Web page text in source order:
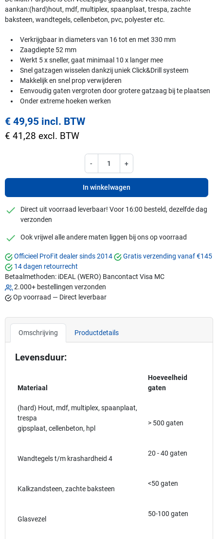
aankan:(hard)hout, mdf, multiplex, spaanplaat, trespa, zachte
baksteen, wandtegels, cellenbeton, pvc, polyester etc.
Verkrijgbaar in diameters van 16 tot en met 330 mm
Zaagdiepte 52 mm
Werkt 5 x sneller, gaat minimaal 10 x langer mee
Snel gatzagen wisselen dankzij uniek Click&Drill systeem
Makkelijk en snel prop verwijderen
Eenvoudig gaten vergroten door grotere gatzaag bij te plaatsen
Onder extreme hoeken werken
€ 49,95 incl. BTW
€ 41,28 excl. BTW
- +
In winkelwagen
checkmark
Direct uit voorraad leverbaar! Voor 16:00 besteld, dezelfde dag
verzonden
checkmark
Ook vrijwel alle andere maten liggen bij ons op voorraad
Officieel ProFit dealer sinds 2014
Gratis verzending vanaf €145
14 dagen retourrecht
Betaalmethoden: iDEAL (WERO) Bancontact Visa MC
2.000+ bestellingen verzonden
Op voorraad — Direct leverbaar
Omschrijving Productdetails
Levensduur:
Materiaal
Hoeveelheid
gaten
(hard) Hout, mdf, multiplex, spaanplaat,
trespa
gipsplaat, cellenbeton, hpl
> 500 gaten
Wandtegels t/m krashardheid 4
20 - 40 gaten
Kalkzandsteen, zachte baksteen
<50 gaten
Glasvezel
50-100 gaten